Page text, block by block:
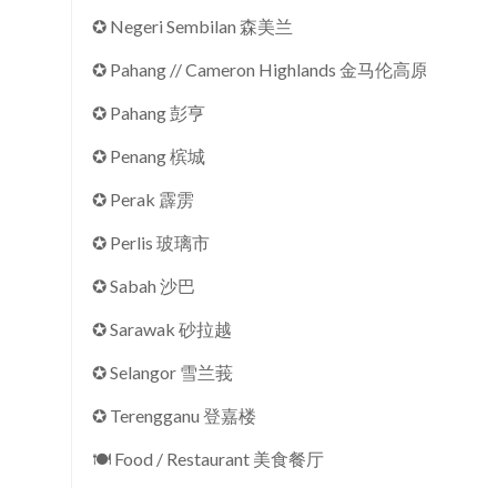
✪ Negeri Sembilan 森美兰
✪ Pahang // Cameron Highlands 金马伦高原
✪ Pahang 彭亨
✪ Penang 槟城
✪ Perak 霹雳
✪ Perlis 玻璃市
✪ Sabah 沙巴
✪ Sarawak 砂拉越
✪ Selangor 雪兰莪
✪ Terengganu 登嘉楼
🍽 Food / Restaurant 美食餐厅